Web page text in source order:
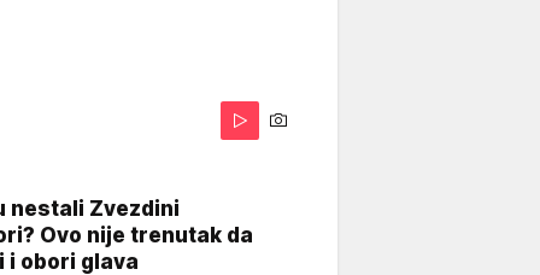
nestali Zvezdini
Ovo nije trenutak da
i obori glava